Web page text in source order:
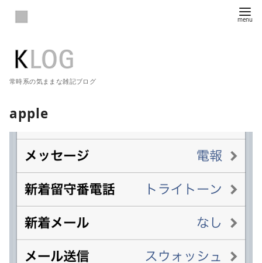
常時系の気ままな雑記ブログ
apple